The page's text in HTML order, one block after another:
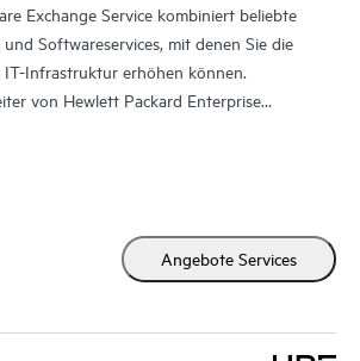
Exchange Service kombiniert beliebte
Softwareservices, mit denen Sie die
Infrastruktur erhöhen können.
von Hewlett Packard Enterprise
und Softwareproblemen zu
steht ein zuverlässiger und
für qualifizierte Hewlett Packard
für Produkte entwickelt, die sich gut
Angebote Services